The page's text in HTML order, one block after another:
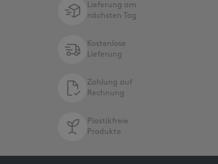
Lieferung am
nächsten Tag
Kostenlose
Lieferung
Zahlung auf
Rechnung
Plastikfreie
Produkte